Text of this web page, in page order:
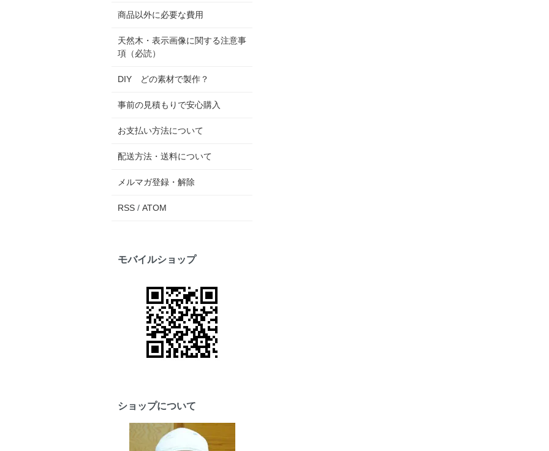
商品以外に必要な費用
天然木・表示画像に関する注意事
項（必読）
DIY どの素材で製作？
事前の見積もりで安心購入
お支払い方法について
配送方法・送料について
メルマガ登録・解除
RSS / ATOM
モバイルショップ
ショップについて